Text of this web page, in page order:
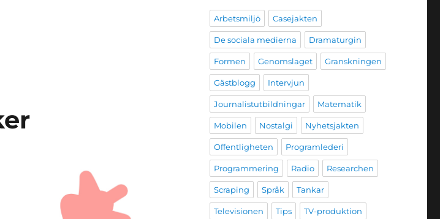
Arbetsmiljö Casejakten
De sociala medierna Dramaturgin
Formen Genomslaget Granskningen
Gästblogg Intervjun
Journalistutbildningar Matematik
Mobilen Nostalgi Nyhetsjakten
Offentligheten Programlederi
Programmering Radio Researchen
Scraping Språk Tankar
Televisionen Tips TV-produktion